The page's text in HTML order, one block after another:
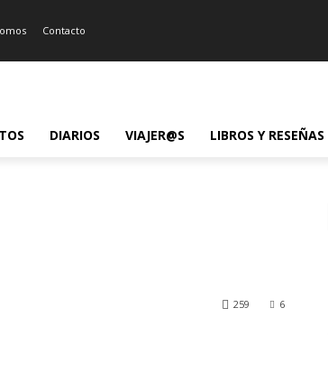
Contacto
DIARIOS VIAJER@S LIBROS Y RESEÑAS
6
259